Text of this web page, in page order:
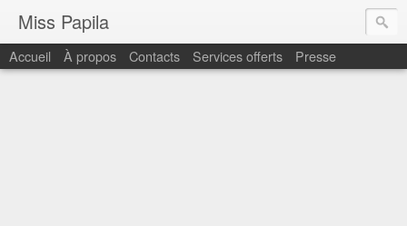
Miss Papila
Accueil À propos Contacts Services offerts Presse